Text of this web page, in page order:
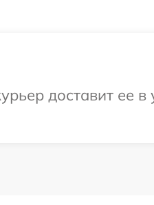
доставит ее в